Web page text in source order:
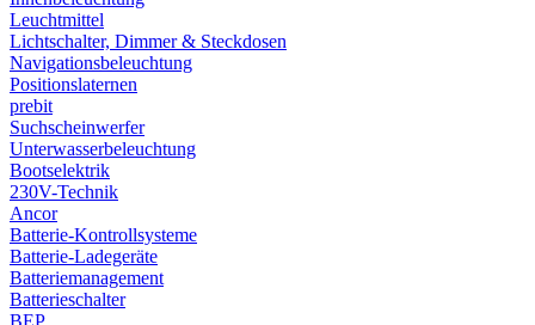
Leuchtmittel
Lichtschalter, Dimmer & Steckdosen
Navigationsbeleuchtung
Positionslaternen
prebit
Suchscheinwerfer
Unterwasserbeleuchtung
Bootselektrik
230V-Technik
Ancor
Batterie-Kontrollsysteme
Batterie-Ladegeräte
Batteriemanagement
Batterieschalter
BEP